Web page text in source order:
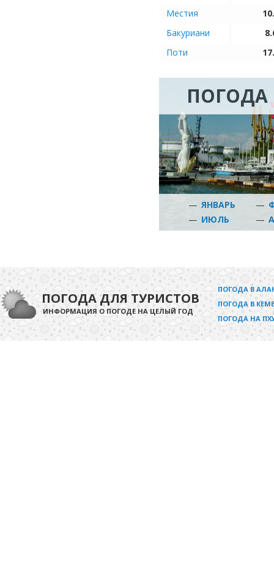
Местия
Бакуриани
Поти
ПОГОДА
— ЯНВАРЬ —
— ИЮЛЬ —
ПОГОДА ДЛЯ ТУРИСТОВ
ИНФОРМАЦИЯ О ПОГОДЕ НА ЦЕЛЫЙ ГОД
ПОГОДА В
ПОГОДА В
ПОГОДА НА